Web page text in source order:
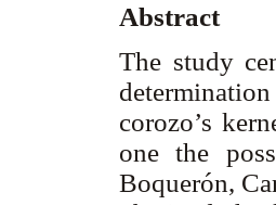
Abstract
The study
corozo’s
one the
Boquerón,